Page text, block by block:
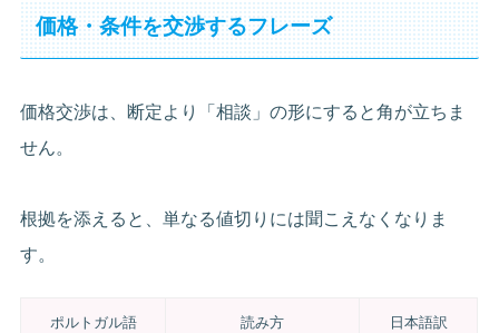
価格・条件を交渉するフレーズ
価格交渉は、断定より「相談」の形にすると角が立ちま
せん。
根拠を添えると、単なる値切りには聞こえなくなりま
す。
ポルトガル語 読み方 日本語訳